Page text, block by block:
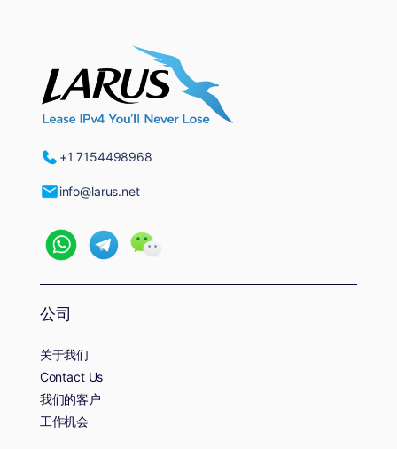
+1 7154498968
info@larus.net
公司
关于我们
Contact Us
我们的客户
工作机会